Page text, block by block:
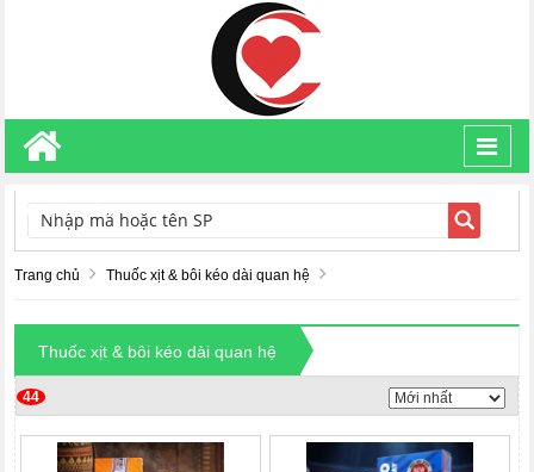
TÌM KIẾM
Trang chủ Thuốc xịt & bôi kéo dài quan hệ
Thuốc xịt & bôi kéo dài quan hệ
44